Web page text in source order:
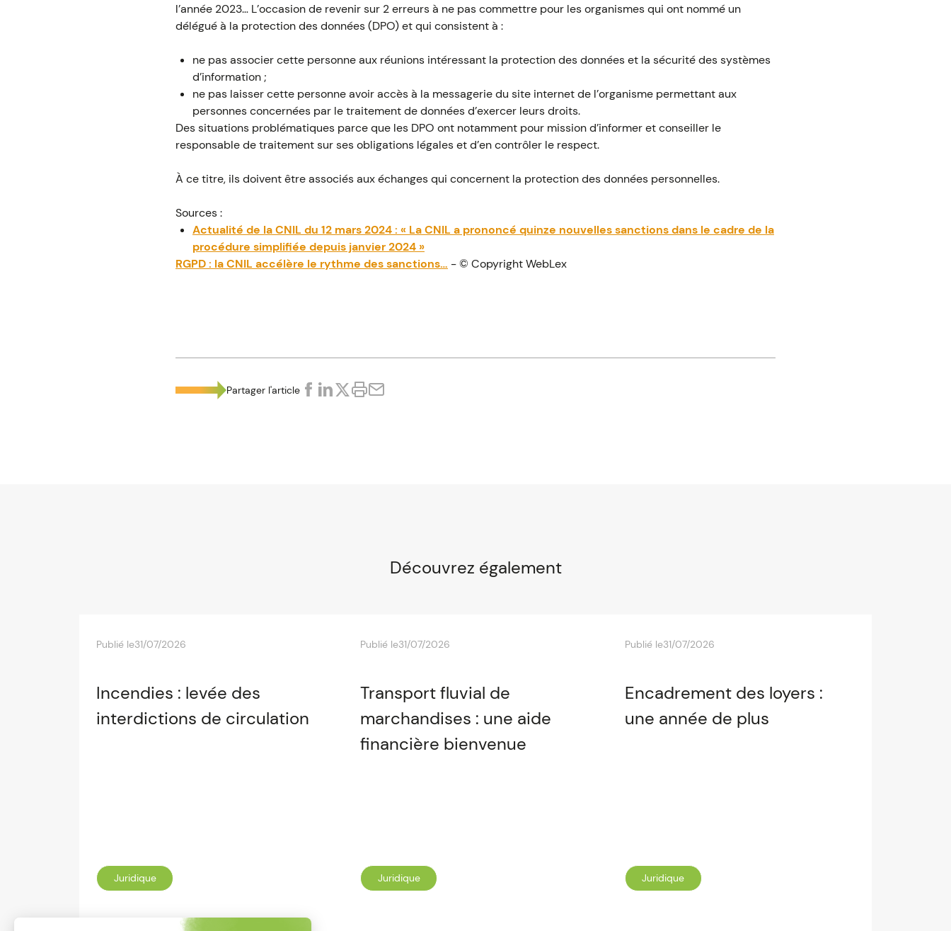
l’année 2023… L’occasion de revenir sur 2 erreurs à ne pas commettre pour les organismes qui ont nommé un
délégué à la protection des données (DPO) et qui consistent à :
ne pas associer cette personne aux réunions intéressant la protection des données et la sécurité des systèmes
d’information ;
ne pas laisser cette personne avoir accès à la messagerie du site internet de l’organisme permettant aux
personnes concernées par le traitement de données d’exercer leurs droits.
Des situations problématiques parce que les DPO ont notamment pour mission d’informer et conseiller le
responsable de traitement sur ses obligations légales et d’en contrôler le respect.
À ce titre, ils doivent être associés aux échanges qui concernent la protection des données personnelles.
Sources :
Actualité de la CNIL du 12 mars 2024 : « La CNIL a prononcé quinze nouvelles sanctions dans le cadre de la
procédure simplifiée depuis janvier 2024 »
RGPD : la CNIL accélère le rythme des sanctions… - © Copyright WebLex
Partager l'article
Découvrez également
Publié le31/07/2026
Incendies : levée des
interdictions de circulation
Juridique
Publié le31/07/2026
Transport fluvial de
marchandises : une aide
financière bienvenue
Juridique
Publié le31/07/2026
Encadrement des loyers :
une année de plus
Juridique